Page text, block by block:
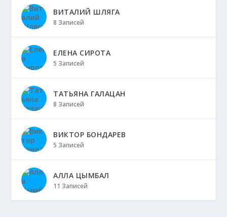
ВИТАЛИЙ ШЛЯГА
8 Записей
ЕЛЕНА СИРОТА
5 Записей
ТАТЬЯНА ГАЛАЦАН
8 Записей
ВИКТОР БОНДАРЕВ
5 Записей
АЛЛА ЦЫМБАЛ
11 Записей